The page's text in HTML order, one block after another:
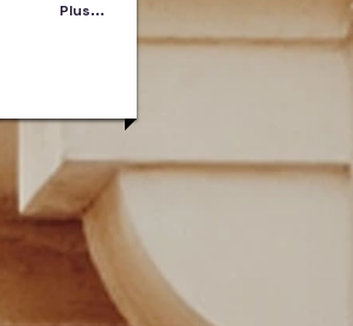
Plus...